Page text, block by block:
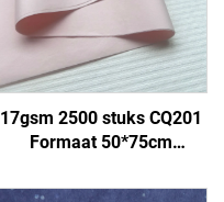
17gsm 2500 stuks CQ201
Formaat 50*75cm
Fabriek direct Voedsel